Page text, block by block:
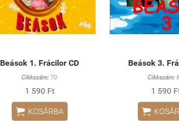
Beások 1. Frácilor CD
Cikkszám: 70
1 590 Ft
 KOSÁRBA
Beások 3.
Cikkszám:
1 590
